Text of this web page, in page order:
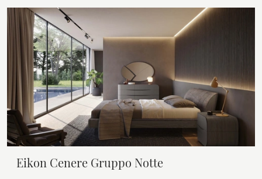
Eikon Cenere Gruppo Notte